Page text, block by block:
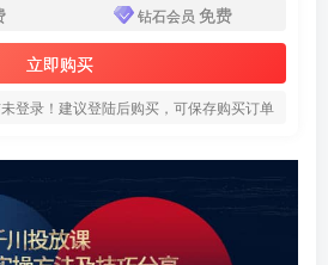
钻石会员 免费
立即购买
登录！建议登陆后购买，可保存购买订单